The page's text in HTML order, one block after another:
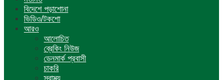
বিদেশে পড়াশোনা
ভিডিও/টকশো
আরও
আলোচিত
ব্রেকিং নিউজ
ডেনমার্ক প্রবাসী
চাকরি